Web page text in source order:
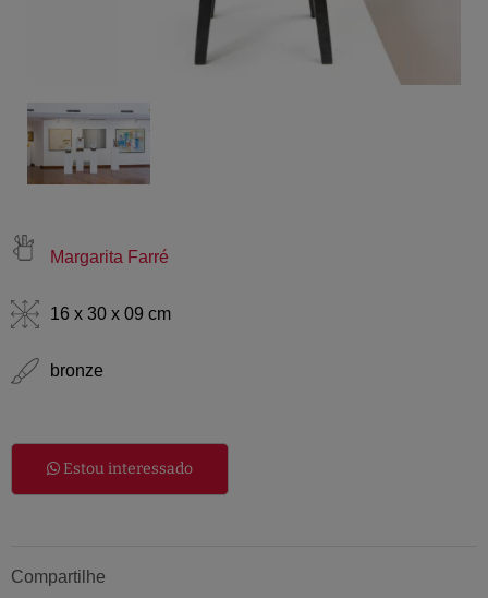
Margarita Farré
16 x 30 x 09 cm
bronze
Estou interessado
Compartilhe